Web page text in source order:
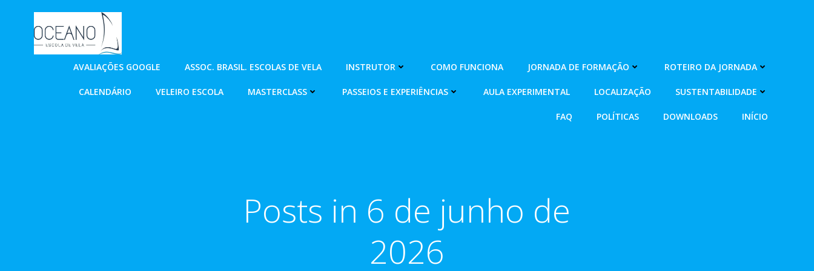
AVALIAÇÕES GOOGLE ASSOC. BRASIL. ESCOLAS DE VELA INSTRUTOR COMO FUNCIONA JORNADA DE FORMAÇÃO ROTEIRO DA JORNADA
CALENDÁRIO VELEIRO ESCOLA MASTERCLASS PASSEIOS E EXPERIÊNCIAS AULA EXPERIMENTAL LOCALIZAÇÃO SUSTENTABILIDADE
FAQ POLÍTICAS DOWNLOADS INÍCIO
Posts in 6 de junho de
2026